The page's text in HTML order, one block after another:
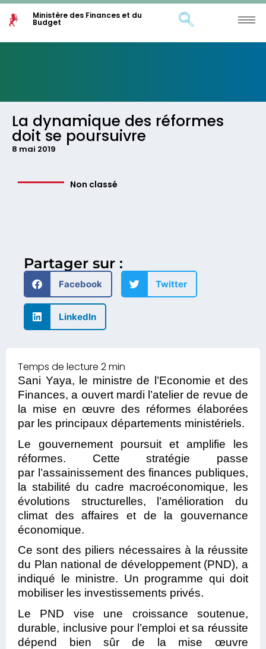
Ministère des Finances et du
Budget
La dynamique des réformes
doit se poursuivre
8 mai 2019
Non classé
Partager sur :
Facebook Twitter
LinkedIn
Sani Yaya, le ministre de l’Economie et des
Finances, a ouvert mardi l’atelier de revue de
la mise en œuvre des réformes élaborées
par les principaux départements ministériels.
Le gouvernement poursuit et amplifie les
réformes. Cette stratégie passe
par l’assainissement des finances publiques,
la stabilité du cadre macroéconomique, les
évolutions structurelles, l’amélioration du
climat des affaires et de la gouvernance
économique.
Ce sont des piliers nécessaires à la réussite
du Plan national de développement (PND), a
indiqué le ministre. Un programme qui doit
mobiliser les investissements privés.
Le PND vise une croissance soutenue,
durable, inclusive pour l’emploi et sa réussite
dépend bien sûr de la mise œuvre